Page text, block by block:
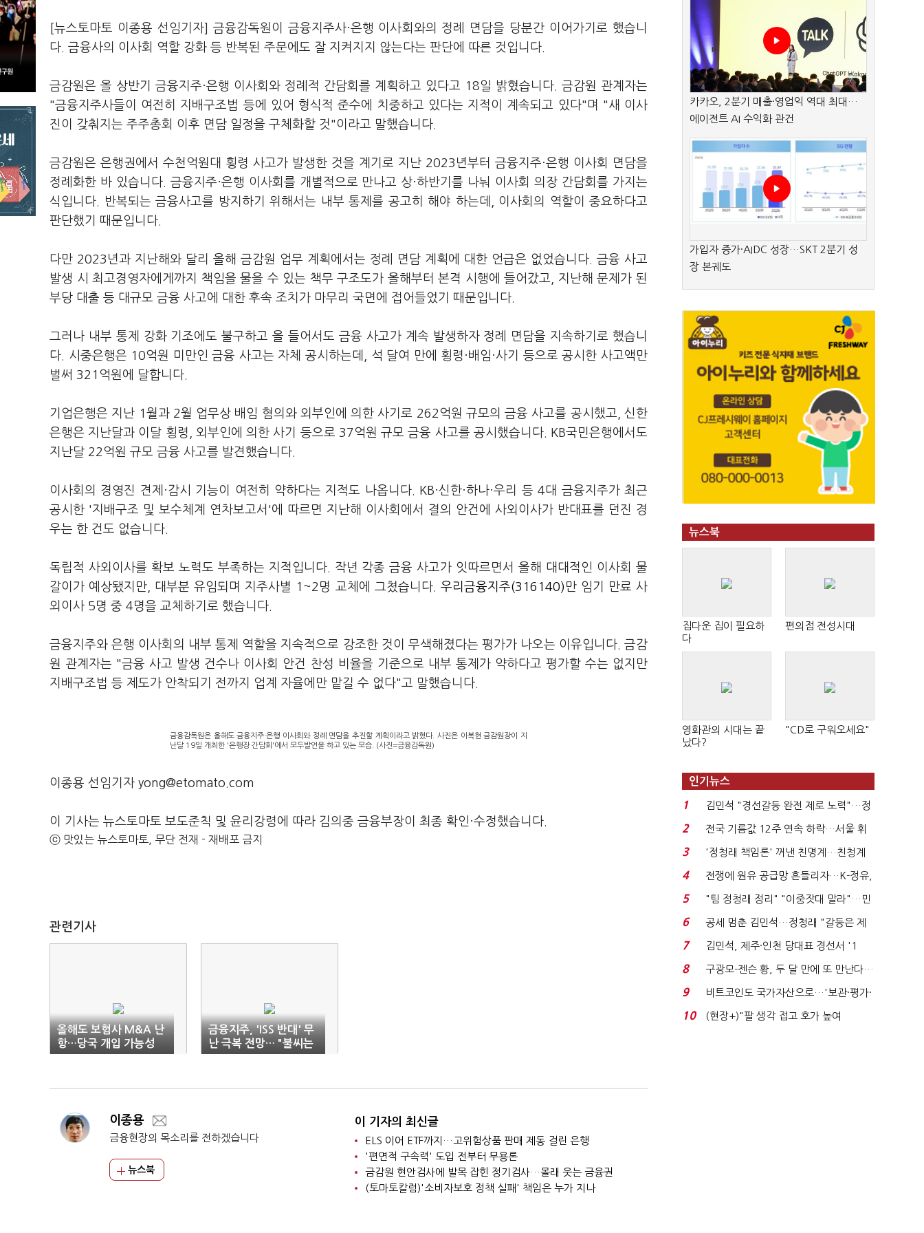
[뉴스토마토 이종용 선임기자] 금융감독원이 금융지주사·은행 이사회와의 정례 면담을 당분간 이어가기로 했습니
다. 금융사의 이사회 역할 강화 등 반복된 주문에도 잘 지켜지지 않는다는 판단에 따른 것입니다.
금감원은 올 상반기 금융지주·은행 이사회와 정례적 간담회를 계획하고 있다고 18일 밝혔습니다. 금감원 관계자는
"금융지주사들이 여전히 지배구조법 등에 있어 형식적 준수에 치중하고 있다는 지적이 계속되고 있다"며 "새 이사
진이 갖춰지는 주주총회 이후 면담 일정을 구체화할 것"이라고 말했습니다.
금감원은 은행권에서 수천억원대 횡령 사고가 발생한 것을 계기로 지난 2023년부터 금융지주·은행 이사회 면담을
정례화한 바 있습니다. 금융지주·은행 이사회를 개별적으로 만나고 상·하반기를 나눠 이사회 의장 간담회를 가지는
식입니다. 반복되는 금융사고를 방지하기 위해서는 내부 통제를 공고히 해야 하는데, 이사회의 역할이 중요하다고
판단했기 때문입니다.
다만 2023년과 지난해와 달리 올해 금감원 업무 계획에서는 정례 면담 계획에 대한 언급은 없었습니다. 금융 사고
발생 시 최고경영자에게까지 책임을 물을 수 있는 책무 구조도가 올해부터 본격 시행에 들어갔고, 지난해 문제가 된
부당 대출 등 대규모 금융 사고에 대한 후속 조치가 마무리 국면에 접어들었기 때문입니다.
그러나 내부 통제 강화 기조에도 불구하고 올 들어서도 금융 사고가 계속 발생하자 정례 면담을 지속하기로 했습니
다. 시중은행은 10억원 미만인 금융 사고는 자체 공시하는데, 석 달여 만에 횡령·배임·사기 등으로 공시한 사고액만
벌써 321억원에 달합니다.
기업은행은 지난 1월과 2월 업무상 배임 혐의와 외부인에 의한 사기로 262억원 규모의 금융 사고를 공시했고, 신한
은행은 지난달과 이달 횡령, 외부인에 의한 사기 등으로 37억원 규모 금융 사고를 공시했습니다. KB국민은행에서도
지난달 22억원 규모 금융 사고를 발견했습니다.
이사회의 경영진 견제·감시 기능이 여전히 약하다는 지적도 나옵니다. KB·신한·하나·우리 등 4대 금융지주가 최근
공시한 '지배구조 및 보수체계 연차보고서'에 따르면 지난해 이사회에서 결의 안건에 사외이사가 반대표를 던진 경
우는 한 건도 없습니다.
독립적 사외이사를 확보 노력도 부족하는 지적입니다. 작년 각종 금융 사고가 잇따르면서 올해 대대적인 이사회 물
갈이가 예상됐지만, 대부분 유임되며 지주사별 1~2명 교체에 그쳤습니다. 우리금융지주(316140) 만 임기 만료 사
외이사 5명 중 4명을 교체하기로 했습니다.
금융지주와 은행 이사회의 내부 통제 역할을 지속적으로 강조한 것이 무색해졌다는 평가가 나오는 이유입니다. 금감
원 관계자는 "금융 사고 발생 건수나 이사회 안건 찬성 비율을 기준으로 내부 통제가 약하다고 평가할 수는 없지만
지배구조법 등 제도가 안착되기 전까지 업계 자율에만 맡길 수 없다"고 말했습니다.
금융감독원은 올해도 금융지주·은행 이사회와 정례 면담을 추진할 계획이라고 밝혔다. 사진은 이복현 금감원장이 지
난달 19일 개최한 '은행장 간담회'에서 모두발언을 하고 있는 모습. (사진=금융감독원)
이종용 선임기자 yong@etomato.com
이 기사는 뉴스토마토 보도준칙 및 윤리강령에 따라 김의중 금융부장이 최종 확인·수정했습니다.
ⓒ 맛있는 뉴스토마토, 무단 전재 - 재배포 금지
관련기사
올해도 보험사 M&A 난
항…당국 개입 가능성
금융지주, 'ISS 반대' 무
난 극복 전망… "불씨는
걱정"
이종용
금융현장의 목소리를 전하겠습니다
뉴스북
이 기자의 최신글
ELS 이어 ETF까지…고위험상품 판매 제동 걸린 은행
'편면적 구속력' 도입 전부터 무용론
금감원 현안검사에 발목 잡힌 정기검사…몰래 웃는 금융권
(토마토칼럼)'소비자보호 정책 실패' 책임은 누가 지나
카카오, 2분기 매출·영업익 역대 최대…
에이전트 AI 수익화 관건
가입자 증가·AIDC 성장…SKT 2분기 성
장 본궤도
뉴스북
집다운 집이 필요하
다
편의점 전성시대
영화관의 시대는 끝
났다?
"CD로 구워오세요"
인기뉴스
1
김민석 "경선갈등 완전 제로 노력"…정
청래 "반명 공세 사...
2
전국 기름값 12주 연속 하락…서울 휘
발윳값 1909원...
3
'정청래 책임론' 꺼낸 친명계…친청계
는 추가투표 때리기...
4
전쟁에 원유 공급망 흔들리자…K-정유,
에너지안보 핵심...
5
"팀 정청래 정리" "이중잣대 말라"…민
주 최고위원 계파 다...
6
공세 멈춘 김민석…정청래 "갈등은 제
가 수습"
7
김민석, 제주·인천 당대표 경선서 '1
위'(1보)...
8
구광모-젠슨 황, 두 달 만에 또 만난다…
로봇·AI 등 논...
9
비트코인도 국가자산으로…'보관·평가·
처분' 기준은 ...
10
(현장+)"팔 생각 접고 호가 높여